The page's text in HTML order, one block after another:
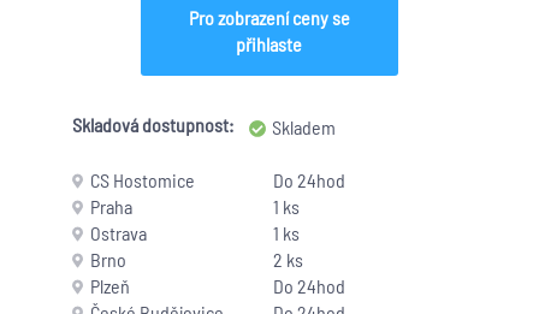
Pro zobrazení ceny se
přihlaste
Skladová dostupnost: Skladem
CS Hostomice
Do 24hod
Praha
1 ks
Ostrava
1 ks
Brno
2 ks
Plzeň
Do 24hod